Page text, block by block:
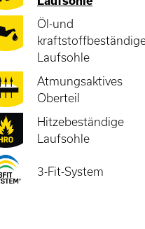
Öl-und
Laufsohle
Atmungsaktives
Oberteil
Hitzebeständige
Laufsohle
3-Fit-System